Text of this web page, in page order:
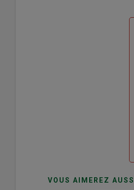
VOUS AIMEREZ AUSSI